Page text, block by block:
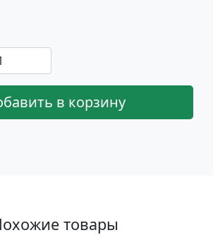
в корзину
товары